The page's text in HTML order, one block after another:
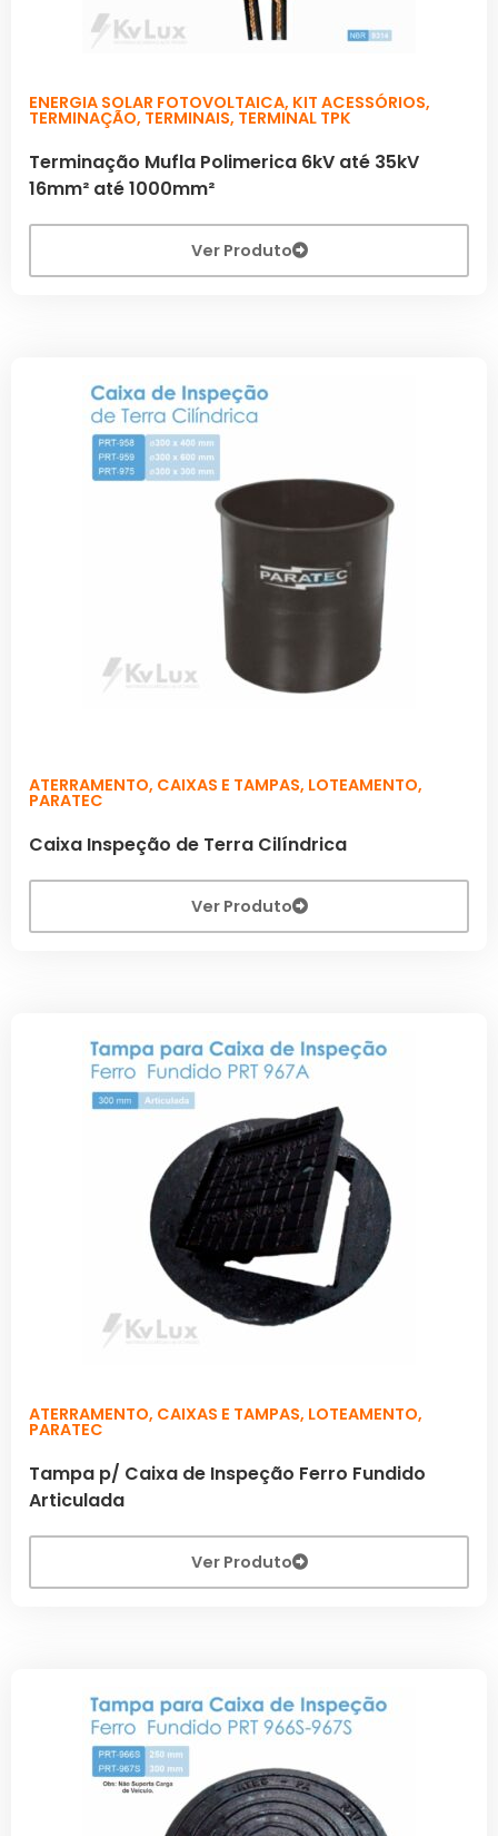
ENERGIA SOLAR FOTOVOLTAICA, KIT ACESSÓRIOS,
TERMINAÇÃO, TERMINAIS, TERMINAL TPK
Terminação Mufla Polimerica 6kV até 35kV
16mm² até 1000mm²
Ver Produto
ATERRAMENTO, CAIXAS E TAMPAS, LOTEAMENTO,
PARATEC
Caixa Inspeção de Terra Cilíndrica
Ver Produto
ATERRAMENTO, CAIXAS E TAMPAS, LOTEAMENTO,
PARATEC
Tampa p/ Caixa de Inspeção Ferro Fundido
Articulada
Ver Produto